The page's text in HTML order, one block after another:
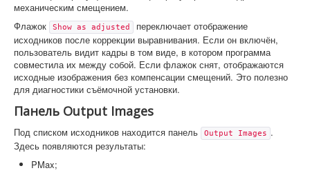
механическим смещением.
Флажок
Show as adjusted
переключает отображение
исходников после коррекции выравнивания. Если он включён,
пользователь видит кадры в том виде, в котором программа
совместила их между собой. Если флажок снят, отображаются
исходные изображения без компенсации смещений. Это полезно
для диагностики съёмочной установки.
Панель Output Images
Под списком исходников находится панель Output Images .
Здесь появляются результаты:
PMax;